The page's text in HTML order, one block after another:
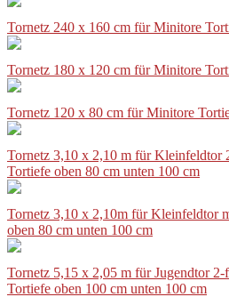
Tornetz 240 x 160 cm für Minitore
Tornetz 180 x 120 cm für Minitore
Tornetz 120 x 80 cm für Minitore
Tornetz 3,10 x 2,10 m für Kleinfeldtor
Tortiefe oben 80 cm unten 100 cm
Tornetz 3,10 x 2,10m für Kleinfeldtor
oben 80 cm unten 100 cm
Tornetz 5,15 x 2,05 m für Jugendtor
Tortiefe oben 100 cm unten 100 cm